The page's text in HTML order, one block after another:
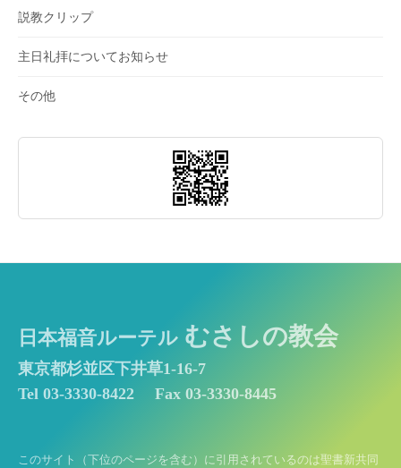
説教クリップ
主日礼拝についてお知らせ
その他
日本福音ルーテル むさしの教会
東京都杉並区下井草1-16-7
Tel 03-3330-8422
Fax 03-3330-8445
このサイト（下位のページを含む）に引用されているのは聖書新共同